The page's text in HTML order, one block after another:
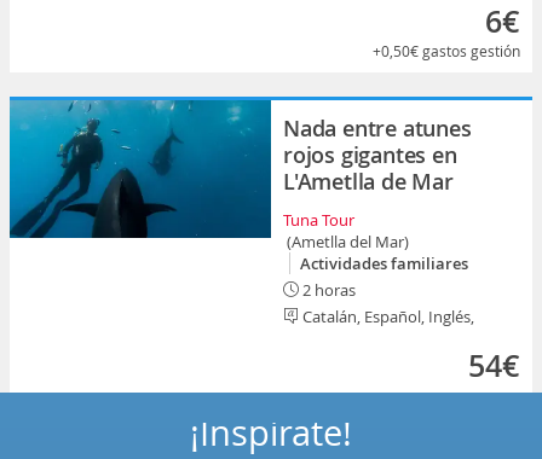
6€
+0,50€gastos gestión
Nada entre atunes
rojos gigantes en
L'Ametlla de Mar
Tuna Tour
(Ametlla del Mar)
Actividades familiares
2 horas
Catalán, Español, Inglés,
54€
¡Inspírate!